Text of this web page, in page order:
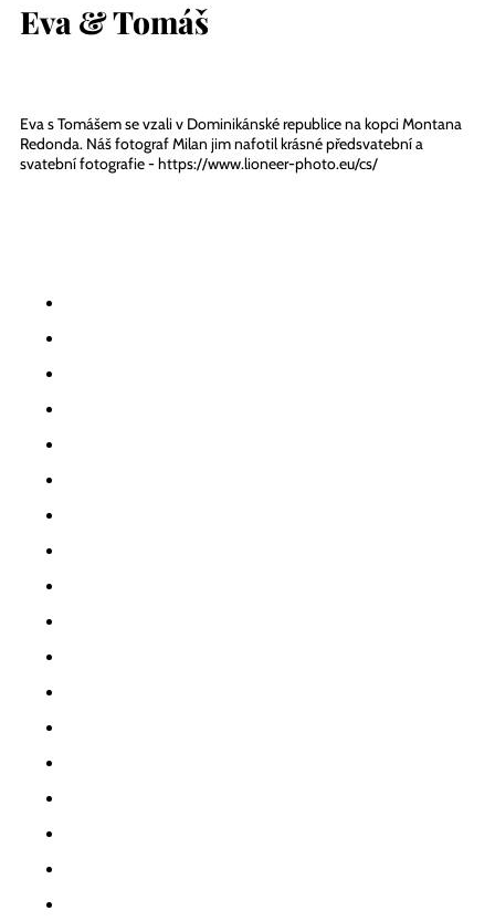
Eva & Tomáš
Eva s Tomášem se vzali v Dominikánské republice na kopci Montana
Redonda. Náš fotograf Milan jim nafotil krásné předsvatební a
svatební fotografie - https://www.lioneer-photo.eu/cs/